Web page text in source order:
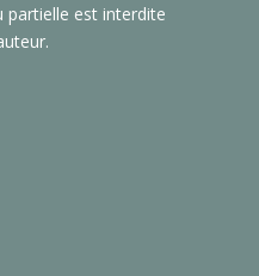
est interdite